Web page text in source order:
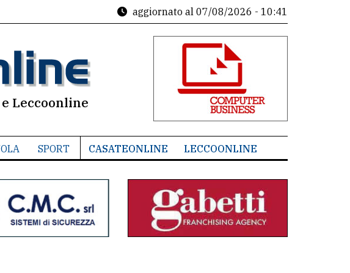
aggiornato al 07/08/2026 - 10:41
Leccoonline
SPORT CASATEONLINE LECCOONLINE